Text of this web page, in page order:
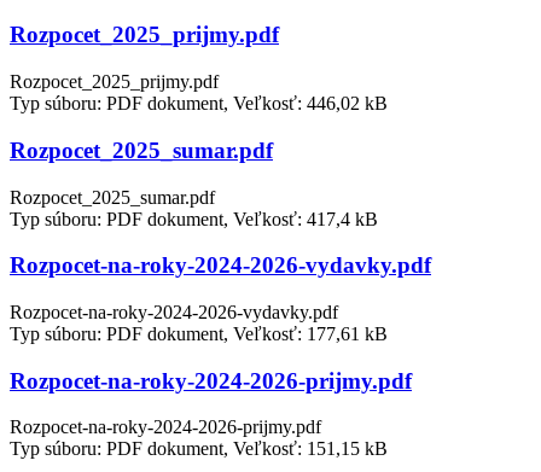
Rozpocet_2025_prijmy.pdf
Rozpocet_2025_prijmy.pdf
Typ súboru: PDF dokument, Veľkosť: 446,02 kB
Rozpocet_2025_sumar.pdf
Rozpocet_2025_sumar.pdf
Typ súboru: PDF dokument, Veľkosť: 417,4 kB
Rozpocet-na-roky-2024-2026-vydavky.pdf
Rozpocet-na-roky-2024-2026-vydavky.pdf
Typ súboru: PDF dokument, Veľkosť: 177,61 kB
Rozpocet-na-roky-2024-2026-prijmy.pdf
Rozpocet-na-roky-2024-2026-prijmy.pdf
Typ súboru: PDF dokument, Veľkosť: 151,15 kB